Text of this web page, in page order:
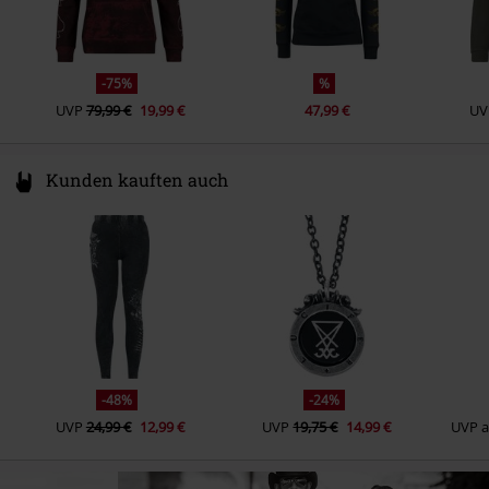
-75%
UVP 79,99 € 19,99 €
%
47,99 €
Kunden kauften auch
-48%
UVP 24,99 € 12,99 €
-24%
UVP 19,75 € 14,99 € UVP